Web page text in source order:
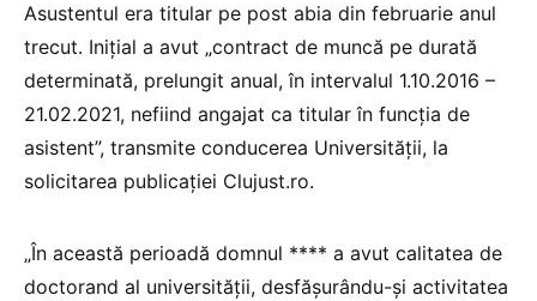
Asustentul era titular pe post abia din februarie anul
trecut. Inițial a avut „contract de muncă pe durată
determinată, prelungit anual, în intervalul 1.10.2016 –
21.02.2021, nefiind angajat ca titular în funcția de
asistent”, transmite conducerea Universității, la
solicitarea publicației Clujust.ro.
„În această perioadă domnul **** a avut calitatea de
doctorand al universității, desfășurându-și activitatea